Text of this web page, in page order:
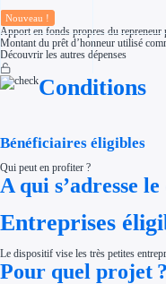
Nos
Nouveau !
Apport en fonds propres du repreneur
Montant du prêt d’honneur utilisé
Découvrir les autres dépenses
Conditions
Bénéficiaires éligibles
Qui peut en profiter ?
A qui s’adresse
Entreprises
Le dispositif vise les très petites
Pour quel projet ?